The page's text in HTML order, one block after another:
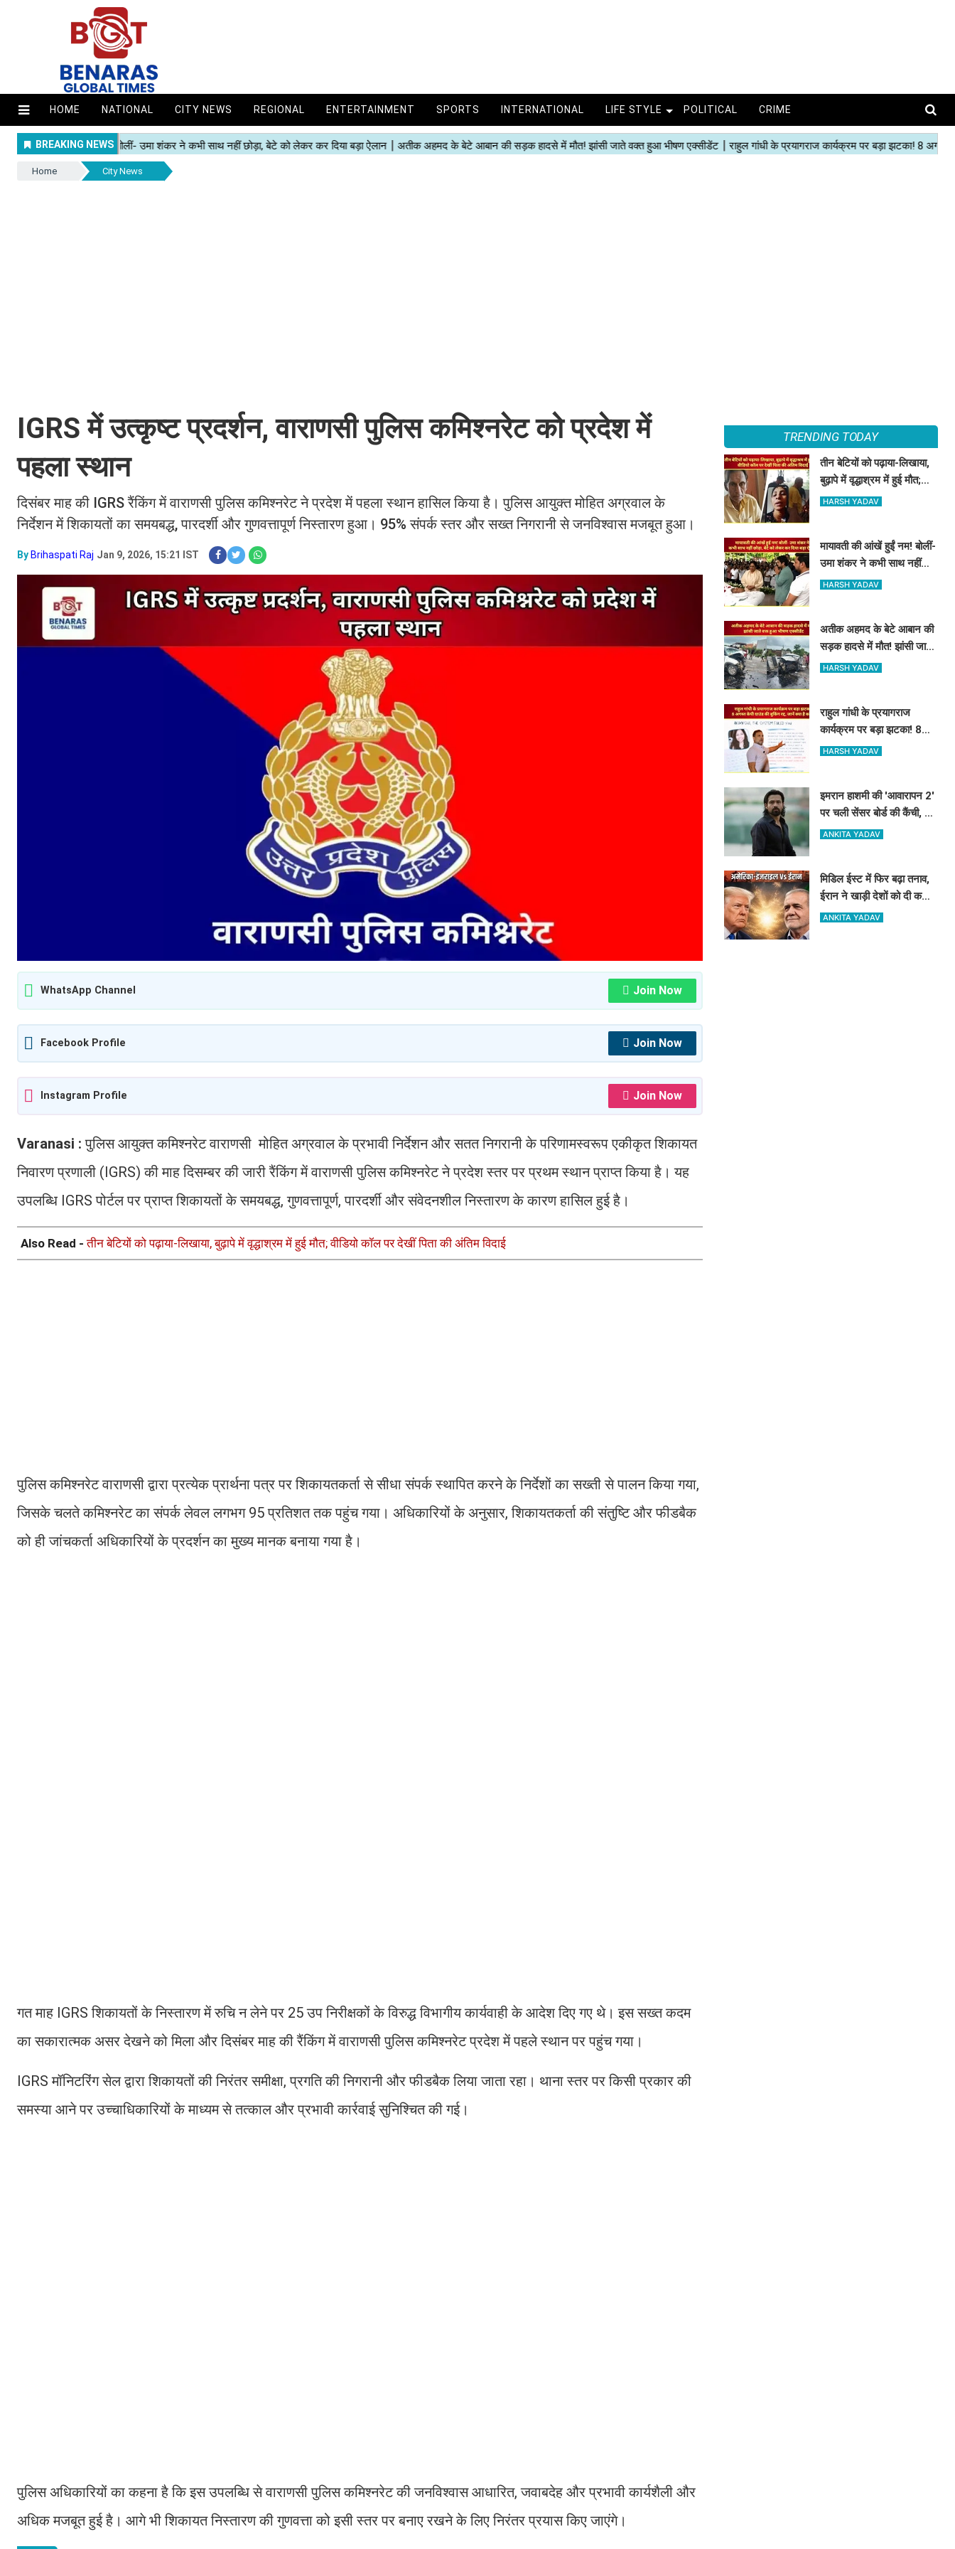
HOME NATIONAL CITY NEWS REGIONAL ENTERTAINMENT SPORTS INTERNATIONAL LIFE STYLE POLITICAL CRIME
Home City News
IGRS में उत्कृष्ट प्रदर्शन, वाराणसी पुलिस कमिश्नरेट को प्रदेश में
पहला स्थान
दिसंबर माह की IGRS रैंकिंग में वाराणसी पुलिस कमिश्नरेट ने प्रदेश में पहला स्थान हासिल किया है। पुलिस आयुक्त मोहित अग्रवाल के
निर्देशन में शिकायतों का समयबद्ध, पारदर्शी और गुणवत्तापूर्ण निस्तारण हुआ। 95% संपर्क स्तर और सख्त निगरानी से जनविश्वास मजबूत हुआ।
By Brihaspati Raj Jan 9, 2026, 15:21 IST
WhatsApp Channel Join Now
Facebook Profile Join Now
Instagram Profile Join Now
Varanasi : पुलिस आयुक्त कमिश्नरेट वाराणसी मोहित अग्रवाल के प्रभावी निर्देशन और सतत निगरानी के परिणामस्वरूप एकीकृत शिकायत
निवारण प्रणाली (IGRS) की माह दिसम्बर की जारी रैंकिंग में वाराणसी पुलिस कमिश्नरेट ने प्रदेश स्तर पर प्रथम स्थान प्राप्त किया है। यह
उपलब्धि IGRS पोर्टल पर प्राप्त शिकायतों के समयबद्ध, गुणवत्तापूर्ण, पारदर्शी और संवेदनशील निस्तारण के कारण हासिल हुई है।
Also Read -तीन बेटियों को पढ़ाया-लिखाया, बुढ़ापे में वृद्धाश्रम में हुई मौत; वीडियो कॉल पर देखीं पिता की अंतिम विदाई
पुलिस कमिश्नरेट वाराणसी द्वारा प्रत्येक प्रार्थना पत्र पर शिकायतकर्ता से सीधा संपर्क स्थापित करने के निर्देशों का सख्ती से पालन किया गया,
जिसके चलते कमिश्नरेट का संपर्क लेवल लगभग 95 प्रतिशत तक पहुंच गया। अधिकारियों के अनुसार, शिकायतकर्ता की संतुष्टि और फीडबैक
को ही जांचकर्ता अधिकारियों के प्रदर्शन का मुख्य मानक बनाया गया है।
गत माह IGRS शिकायतों के निस्तारण में रुचि न लेने पर 25 उप निरीक्षकों के विरुद्ध विभागीय कार्यवाही के आदेश दिए गए थे। इस सख्त कदम
का सकारात्मक असर देखने को मिला और दिसंबर माह की रैंकिंग में वाराणसी पुलिस कमिश्नरेट प्रदेश में पहले स्थान पर पहुंच गया।
IGRS मॉनिटरिंग सेल द्वारा शिकायतों की निरंतर समीक्षा, प्रगति की निगरानी और फीडबैक लिया जाता रहा। थाना स्तर पर किसी प्रकार की
समस्या आने पर उच्चाधिकारियों के माध्यम से तत्काल और प्रभावी कार्रवाई सुनिश्चित की गई।
पुलिस अधिकारियों का कहना है कि इस उपलब्धि से वाराणसी पुलिस कमिश्नरेट की जनविश्वास आधारित, जवाबदेह और प्रभावी कार्यशैली और
अधिक मजबूत हुई है। आगे भी शिकायत निस्तारण की गुणवत्ता को इसी स्तर पर बनाए रखने के लिए निरंतर प्रयास किए जाएंगे।
TRENDING TODAY
तीन बेटियों को पढ़ाया-लिखाया,
बुढ़ापे में वृद्धाश्रम में हुई मौत;
वीडियो कॉल पर देखीं पिता की
HARSH YADAV
मायावती की आंखें हुईं नम! बोलीं-
उमा शंकर ने कभी साथ नहीं
छोड़ा, बेटे को लेकर कर दिया
HARSH YADAV
अतीक अहमद के बेटे आबान की
सड़क हादसे में मौत! झांसी जाते
वक्त हुआ भीषण एक्सीडेंट
HARSH YADAV
राहुल गांधी के प्रयागराज
कार्यक्रम पर बड़ा झटका! 8
अगस्त केपी ग्राउंड की बुकिंग
HARSH YADAV
इमरान हाशमी की 'आवारापन 2'
पर चली सेंसर बोर्ड की कैंची, कई
सीन्स में बदलाव के बाद मिली
ANKITA YADAV
मिडिल ईस्ट में फिर बढ़ा तनाव,
ईरान ने खाड़ी देशों को दी कड़ी
चेतावनी, कहा- अमेरिका ने
ANKITA YADAV